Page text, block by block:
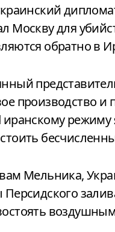
Москву для
обратно в
производство
иранскому режиму
Мельника,
Персидского